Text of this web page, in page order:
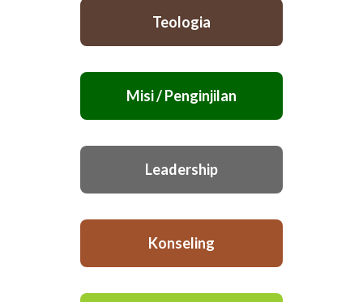
Teologia
Misi / Penginjilan
Leadership
Konseling